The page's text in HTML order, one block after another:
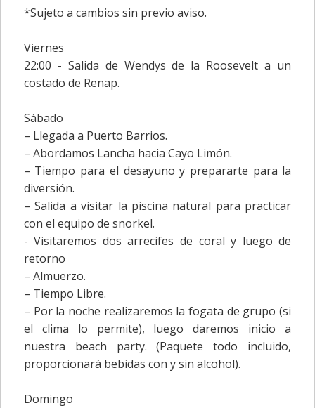
*Sujeto a cambios sin previo aviso.
Viernes
22:00 - Salida de Wendys de la Roosevelt a un
costado de Renap.
Sábado
– Llegada a Puerto Barrios.
– Abordamos Lancha hacia Cayo Limón.
– Tiempo para el desayuno y prepararte para la
diversión.
– Salida a visitar la piscina natural para practicar
con el equipo de snorkel.
- Visitaremos dos arrecifes de coral y luego de
retorno
– Almuerzo.
– Tiempo Libre.
– Por la noche realizaremos la fogata de grupo (si
el clima lo permite), luego daremos inicio a
nuestra beach party. (Paquete todo incluido,
proporcionará bebidas con y sin alcohol).
Domingo